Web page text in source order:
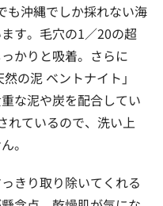
も沖縄でしか採れない海
す。毛穴の1／20の超
かりと吸着。さらに
の泥 ベントナイト」
な泥や炭を配合してい
れているので、洗い上
。
きり取り除いてくれる